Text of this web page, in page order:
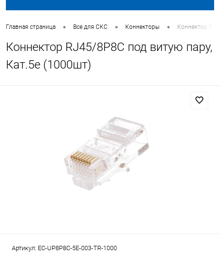
Главная страница • Все для СКС • Коннекторы • Коннектор
Коннектор RJ45/8P8C под витую пару,
Кат.5e (1000шт)
Артикул: EC-UP8P8C-5E-003-TR-1000